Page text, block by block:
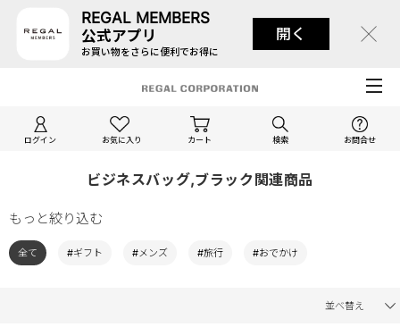
REGAL MEMBERS
公式アプリ
お買い物をさらに便利でお得に
開く
ログイン お気に入り カート 検索 お問合せ
ビジネスバッグ,ブラック関連商品
もっと絞り込む
全て #ギフト #メンズ #旅行 #おでかけ
並べ替え